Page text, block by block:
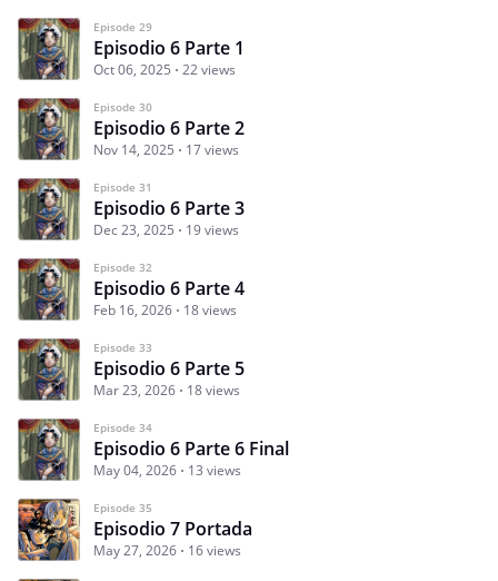
Episode 29
Episodio 6 Parte 1
Oct 06, 2025 22 views
Episode 30
Episodio 6 Parte 2
Nov 14, 2025 17 views
Episode 31
Episodio 6 Parte 3
Dec 23, 2025 19 views
Episode 32
Episodio 6 Parte 4
Feb 16, 2026 18 views
Episode 33
Episodio 6 Parte 5
Mar 23, 2026 18 views
Episode 34
Episodio 6 Parte 6 Final
May 04, 2026 13 views
Episode 35
Episodio 7 Portada
May 27, 2026 16 views